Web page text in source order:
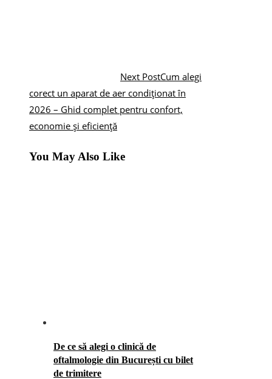
Next PostCum alegi
corect un aparat de aer condiționat în
2026 – Ghid complet pentru confort,
economie și eficiență
You May Also Like
De ce să alegi o clinică de
oftalmologie din București cu bilet
de trimitere